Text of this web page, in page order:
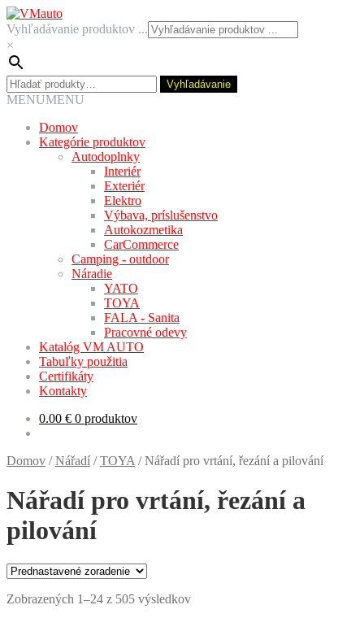
Preskočiť
na
navigáciu
Preskočiť
na
obsah
Vyhľadávanie produktov ...
×
Hľadať: Vyhľadávanie
MENUMENU
Domov
Kategórie produktov
Autodoplnky
Interiér
Exteriér
Elektro
Výbava, príslušenstvo
Autokozmetika
CarCommerce
Camping - outdoor
Náradie
YATO
TOYA
FALA - Sanita
Pracovné odevy
Katalóg VM AUTO
Tabuľky použitia
Certifikáty
Kontakty
0.00 € 0 produktov
Domov /Nářadí /TOYA /Nářadí pro vrtání, řezání a pilování
Nářadí pro vrtání, řezání a
pilování
Zobrazených 1–24 z 505 výsledkov